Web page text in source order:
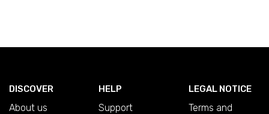
DISCOVER
About us
HELP
Support
LEGAL NOTICE
Terms and